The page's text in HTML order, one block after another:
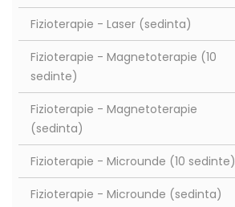
Fizioterapie - Laser (sedinta)
Fizioterapie - Magnetoterapie (10
sedinte)
Fizioterapie - Magnetoterapie
(sedinta)
Fizioterapie - Microunde (10 sedinte)
Fizioterapie - Microunde (sedinta)